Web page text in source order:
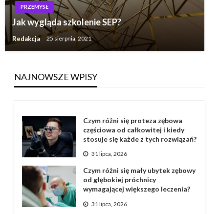
PRZEMYSŁ
Jak wygląda szkolenie SEP?
Redakcja 25 sierpnia, 2021
NAJNOWSZE WPISY
Czym różni się proteza zębowa
częściowa od całkowitej i kiedy
stosuje się każde z tych rozwiązań?
31 lipca, 2026
Czym różni się mały ubytek zębowy
od głębokiej próchnicy
wymagającej większego leczenia?
31 lipca, 2026